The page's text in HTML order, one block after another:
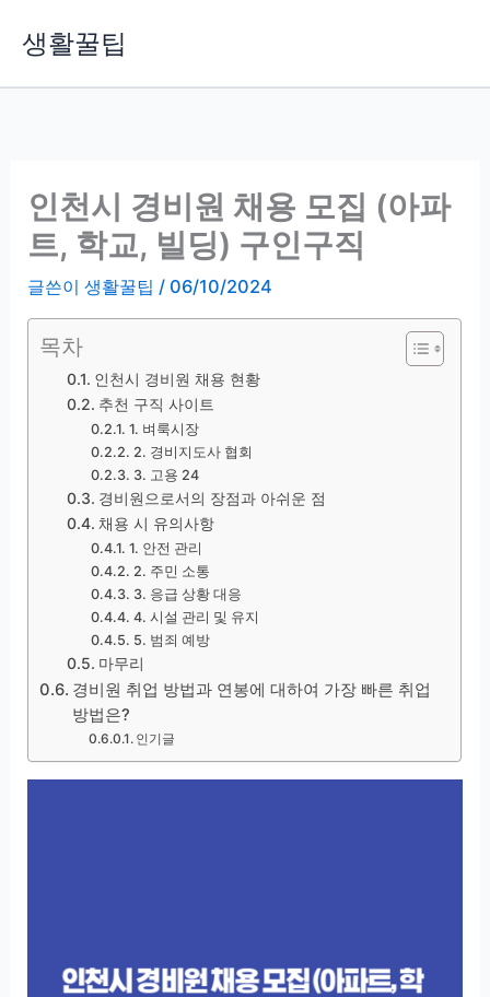
생활꿀팁
인천시 경비원 채용 모집 (아파
트, 학교, 빌딩) 구인구직
글쓴이생활꿀팁 / 06/10/2024
목차
인천시 경비원 채용 현황
추천 구직 사이트
1. 벼룩시장
2. 경비지도사 협회
3. 고용 24
경비원으로서의 장점과 아쉬운 점
채용 시 유의사항
1. 안전 관리
2. 주민 소통
3. 응급 상황 대응
4. 시설 관리 및 유지
5. 범죄 예방
마무리
경비원 취업 방법과 연봉에 대하여 가장 빠른 취업
방법은?
인기글